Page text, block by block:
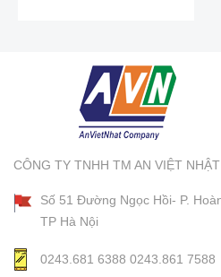
CÔNG TY TNHH TM AN VIỆT NHẬT
Số 51 Đường Ngọc Hồi- P.
TP Hà Nội
0243.681 6388 0243.861 7588